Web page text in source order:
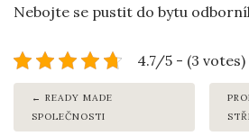
Nebojte se pustit do bytu
4.7/5 - (3 votes)
READY MADE
SPOLEČNOSTI